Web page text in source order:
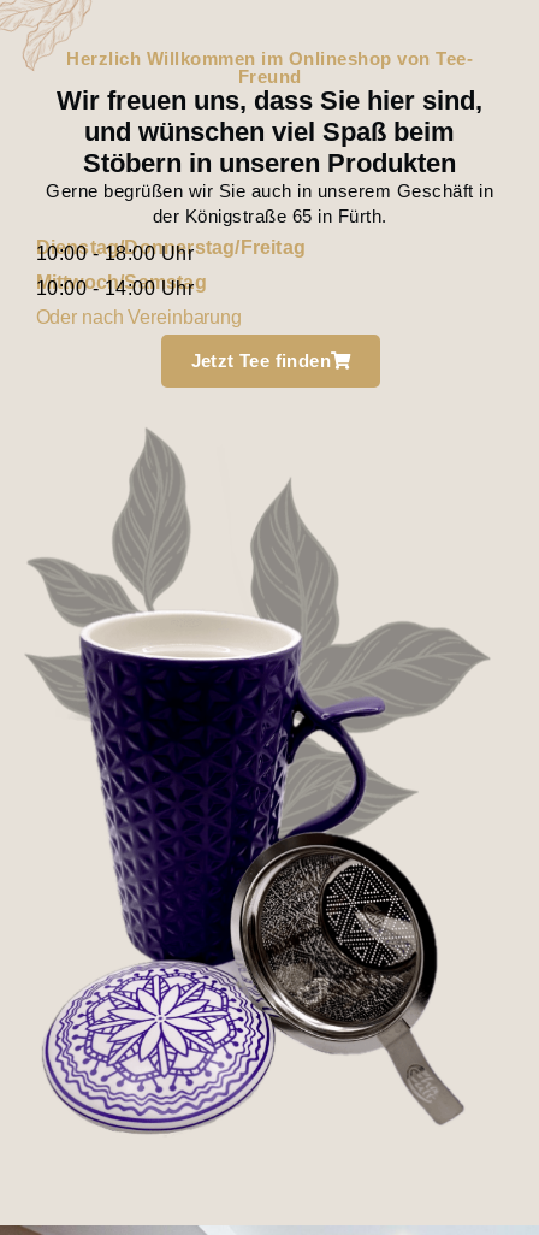
Herzlich Willkommen im Onlineshop von Tee-
Freund
Wir freuen uns, dass Sie hier sind,
und wünschen viel Spaß beim
Stöbern in unseren Produkten
Gerne begrüßen wir Sie auch in unserem Geschäft in
der Königstraße 65 in Fürth.
Dienstag/Donnerstag/Freitag
10:00 - 18:00 Uhr
Mittwoch/Samstag
10:00 - 14:00 Uhr
Oder nach Vereinbarung
Jetzt Tee finden